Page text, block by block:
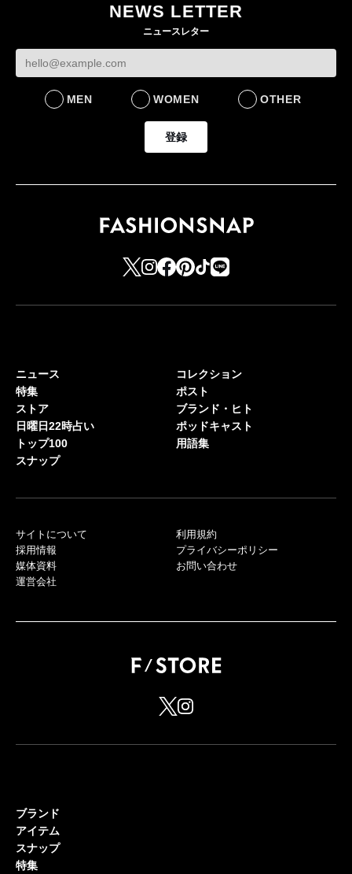
ケットなど7型を発売
をラインナップ
NEWS LETTER
ニュースレター
MEN WOMEN OTHER
登録
ニュース
特集
ストア
日曜日22時占い
トップ100
スナップ
コレクション
ポスト
ブランド・ヒト
ポッドキャスト
用語集
サイトについて
採用情報
媒体資料
運営会社
利用規約
プライバシーポリシー
お問い合わせ
ブランド
アイテム
スナップ
特集